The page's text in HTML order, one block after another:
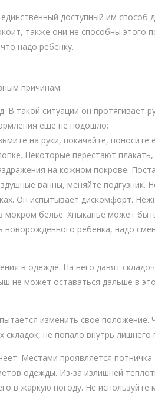
единственный доступный им
также они не способны этого
надо ребенку.
причинам:
В такой ситуации он протягивает
еще не подошло;
на руки, покачайте, поносите
Некоторые перестают
на кожном покрове.
ванны, меняйте подгузник.
Он испытывает дискомфорт.
мокром белье. Хныканье может
ребенка, надо
в одежде. На него давят
не может оставаться дальше в
изменить свое положение.
не попало внутрь
Местами проявляется
одежды. Из-за излишней
в жаркую погоду. Не